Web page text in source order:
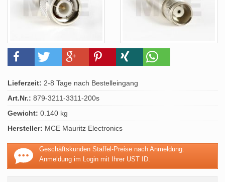
Lieferzeit: 2-8 Tage nach Bestelleingang
Art.Nr.: 879-3211-3311-200s
Gewicht: 0.140 kg
Hersteller: MCE Mauritz Electronics
Geschäftskunden Staffel-Preise nach Anmeldung.
Anmeldung im Login mit Ihrer UST ID.